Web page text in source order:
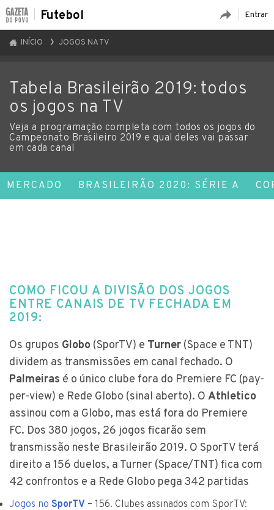
Entrar
Futebol
INÍCIO JOGOS NA TV
Tabela Brasileirão 2019: todos
os jogos na TV
Veja a programação completa com todos os jogos do
Campeonato Brasileiro 2019 e qual deles vai passar
em cada canal
MERCADO BRASILEIRÃO 2020: SÉRIE A
COMO FICOU A DIVISÃO DOS JOGOS
ENTRE CANAIS DE TV FECHADA EM
2019:
Os grupos Globo (SporTV) e Turner (Space e TNT)
dividem as transmissões em canal fechado. O
Palmeiras é o único clube fora do Premiere FC (pay-
per-view) e Rede Globo (sinal aberto). O Athletico
assinou com a Globo, mas está fora do Premiere
FC. Dos 380 jogos, 26 jogos ficarão sem
transmissão neste Brasileirão 2019. O SporTV terá
direito a 156 duelos, a Turner (Space/TNT) fica com
42 confrontos e a Rede Globo pega 342 partidas
Jogos no SporTV – 156. Clubes assinados com SporTV: